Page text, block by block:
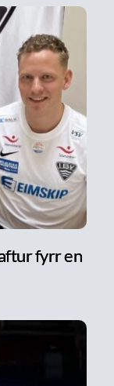
fyrr en